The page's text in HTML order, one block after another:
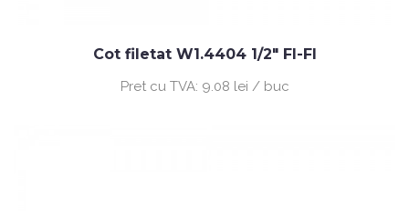
Cot filetat W1.4404 1/2" FI-FI
Pret cu TVA: 9.08 lei / buc